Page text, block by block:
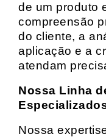
de um produto
compreensão
do cliente, a
aplicação e a
atendam
Nossa Linha
Nossa